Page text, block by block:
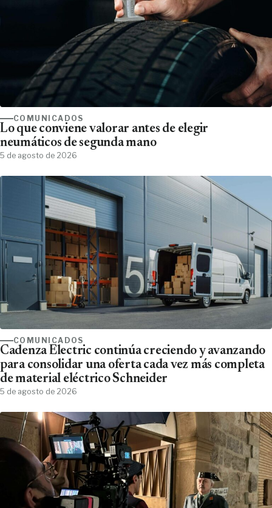
COMUNICADOS
Lo que conviene valorar antes de elegir
neumáticos de segunda mano
5 de agosto de 2026
COMUNICADOS
Cadenza Electric continúa creciendo y avanzando
para consolidar una oferta cada vez más completa
de material eléctrico Schneider
5 de agosto de 2026